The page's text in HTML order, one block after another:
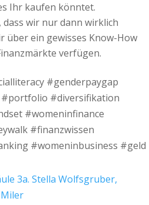
Ihr kaufen könntet.
wir nur dann wirklich
über ein gewisses Know-How
verfügen.
#genderpaygap
#diversifikation
#womeninfinance
#finanzwissen
#womeninbusiness #geld